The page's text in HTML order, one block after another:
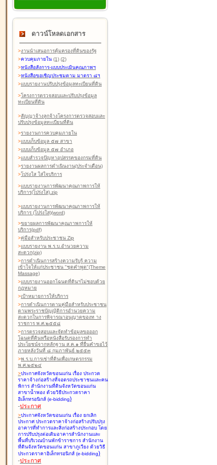
ดาวน์โหลดเอกสาร
>งานนำเสนอการคุ้มครองที่ดินของรัฐ
>ควบคุมภายใน (1) (2)
>หนังสือสังการ-แบบประเมินคุณภาพฯ
>หนังสือขอเชิญประชุมตาม มาตรา ๘ฯ
>แบบรายงานปรับปรุงข้อมูลทะเบียนที่ดิน
>โครงการตรวจสอบและปรับปรุงข้อมูล
ทะเบียนที่ดิน
>สัญญาจ้างลูกจ้างโครงการตรวจสอบและ
ปรับปรุงข้อมูลทะเบียนที่ดิน
>รายงานการควบคุมภายใน
>แบบเก็บข้อมูล ๕๗ สาขา
>แบบเก็บข้อมูล ๕๗ อำเภอ
>แบบสำรวจปัญหาอุปสรรคของกรมที่ดิน
>รายงานผลการดำเนินงาน(ประจำเดือน)
>โปร่งใส ใส่ใจบริการ
>แบบรายงานการพัฒนาคุณภาพการให้
บริการ(โปร่งใส).zip
>แบบรายงานการพัฒนาคุณภาพการให้
บริการ (โปร่งใส)(word)
>ขยายผลการพัฒนาคุณภาพการให้
บริการ(pdf)
>คู่มือสำหรับประชาชน Zip
>แบบรายงาน พ.ร.บ.อำนวยความ
สะดวก(zip)
>การดำเนินการสร้างความรับรู้ ความ
เข้าใจให้แก่ประชาชน "ชุดคำพูด"(Theme
Massage)
>แบบรายงานออกโฉนดที่ดินฯไม่ชอบด้วย
กฎหมาย
>เป้าหมายการให้บริการ
>การดำเนินการตามคู่มือสำหรับประชาชน
ตามพระราชบัญญัติการอำนวยความ
สะดวกในการพิจารณาอนุญาตของท าง
ราชการ พ.ศ.๒๕๕๘
>การตรวจสอบและจัดทำข้อมูลขอออก
โฉนดที่ดินหรือหนังสือรับรองการทำ
ประโยชน์จากหลักฐาน ส.ค.๑ ที่ยื่นคำขอไว้
ภายหลังวันที่ ๘ กุมภาพันธ์ ๒๕๕๓
>พ.ร.บ.การเช่าที่ดินเพื่อเกษตรกรรม
พ.ศ.๒๕๒๔
>ประกาศจังหวัดขอนแก่น เรื่อง ประกวด
ราคาจ้างก่อสร้างที่จอดรถประชาชนและคน
พิการ สำนักงานที่ดินจังหวัดขอนแก่น
สาขาน้ำพอง ด้วยวิธีประกวดราคา
อิเล็กทรอนิกส์ (e-bidding)
-ประกาศ
>ประกาศจังหวัดขอนแก่น เรื่อง ยกเลิก
ประกาศ ประกวดราคาจ้างก่อสร้างปรับปรุง
อาคารที่ทำการและสิ่งก่อสร้างประกอบ โดย
การปรับปรุงต่อเติมอาคารสำนักงานและ
พื้นที่บริเวณบ้านพักข้าราชการ สำนักงาน
ที่ดินจังหวัดขอนแก่น สาขาภูเวียง ด้วยวิธี
ประกวดราคาอิเล็กทรอนิกส์ (e-bidding)
-ประกาศ